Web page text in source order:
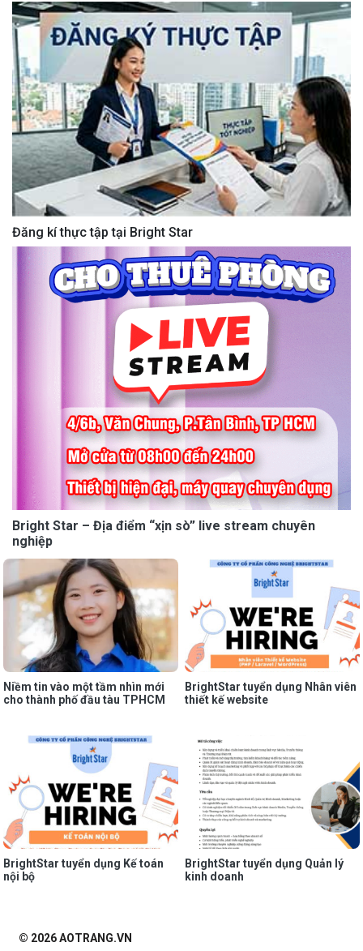
Đăng kí thực tập tại Bright Star
Bright Star – Địa điểm “xịn sò” live stream chuyên
nghiệp
Niềm tin vào một tầm nhìn mới
cho thành phố đầu tàu TPHCM
BrightStar tuyển dụng Nhân viên
thiết kế website
BrightStar tuyển dụng Kế toán
nội bộ
BrightStar tuyển dụng Quản lý
kinh doanh
© 2026 AOTRANG.VN